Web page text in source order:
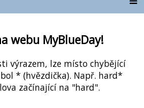
webu MyBlueDay!
výrazem, lze místo chybějící
* (hvězdička). Např. hard*
začínající na "hard".